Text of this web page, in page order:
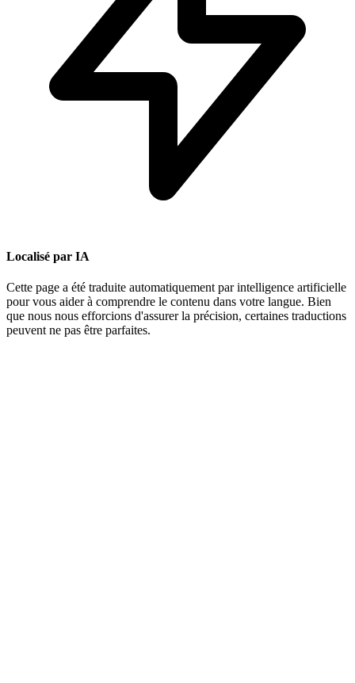
Localisé par IA
Cette page a été traduite automatiquement par intelligence artificielle
pour vous aider à comprendre le contenu dans votre langue. Bien
que nous nous efforcions d'assurer la précision, certaines traductions
peuvent ne pas être parfaites.